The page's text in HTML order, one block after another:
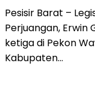
Pesisir Barat –
Perjuangan,
ketiga di Pekon
Kabupaten…